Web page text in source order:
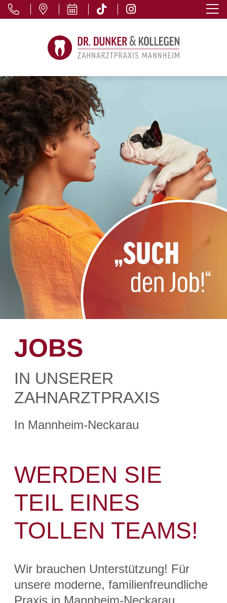
JOBS
IN UNSERER
ZAHNARZTPRAXIS
In Mannheim-Neckarau
WERDEN SIE
TEIL EINES
TOLLEN TEAMS!
Wir brauchen Unterstützung! Für
unsere moderne, familienfreundliche
Praxis in Mannheim-Neckarau